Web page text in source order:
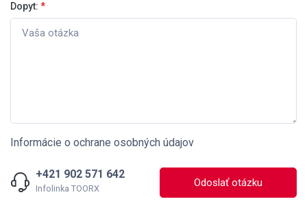
Dopyt: *
Informácie o ochrane osobných údajov
+421 902 571 642
Infolinka TOORX Odoslať otázku